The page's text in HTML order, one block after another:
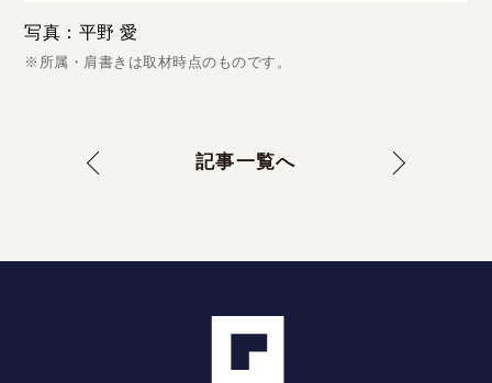
写真：平野 愛
※所属・肩書きは取材時点のものです。
記事一覧へ